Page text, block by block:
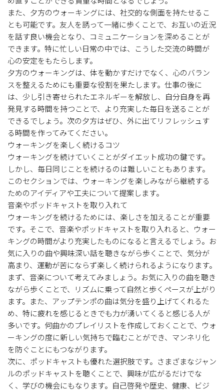
また、夕方のウォーキングには、社交的な側面を持たせるこ
とも可能です。友人を誘って一緒に歩くことで、お互いの近況
を話す良い機会となり、コミュニケーションを深めることが
できます。特に忙しい日常の中では、こうした交流の時間が
心の安定をもたらします。
夕方のウォーキングは、体を動かすだけでなく、心のバラン
スを整えるためにも重要な役割を果たします。仕事の後に
は、少し引き寄せられたエネルギーを解放し、自分自身を再
発見する時間を持つことで、より充実した毎日を送ることが
できるでしょう。次の夕方はぜひ、外に出てリフレッシュす
る時間を作ってみてください。
ウォーキングを楽しく続けるコツ
ウォーキングを続けていくことがダイエット成功の鍵です。
しかし、毎日同じことを続けるのは難しいこともあります。
このセクションでは、ウォーキングを楽しみながら継続する
ためのアイディアや工夫について提案します。
音楽やポッドキャストを取り入れて
ウォーキングを続けるためには、楽しさを加えることが重要
です。そこで、音楽やポッドキャストを取り入れると、ウォー
キングの時間がより充実したものになると言えるでしょう。お
気に入りの曲や興味深い話を聴きながら歩くことで、気分が
高まり、運動が苦にならず楽しく続けられるようになります。
まず、音楽について考えてみましょう。お気に入りの曲を聴き
ながら歩くことで、リズムに乗って自然と歩くペースが上がり
ます。また、アップテンポの曲は気分を盛り上げてくれるた
め、特に疲れを感じるときでも力が湧いてくると感じる人が
多いです。何曲かのプレイリストを作成しておくことで、ウォ
ーキングの度に新しい気持ちで臨むことができ、マンネリ化
を防ぐことにもつながります。
次に、ポッドキャストも優れた選択肢です。さまざまなジャン
ルのポッドキャストを聴くことで、興味が広がるだけでな
く、学びの機会にもなります。自己啓発や歴史、健康、ビジ